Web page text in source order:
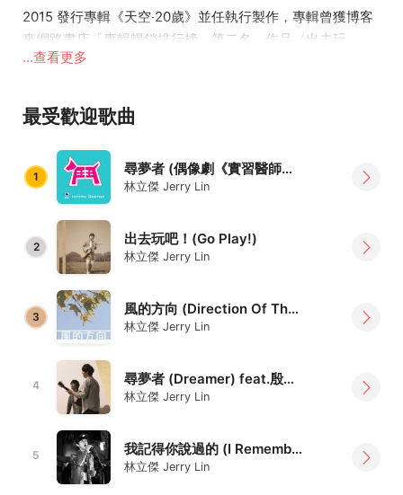
2015 發行專輯《天空‧20歲》並任執行製作，專輯曾獲博客
來網路書店「專輯暢銷排行榜」第二名，作品〈出去玩
吧！〉曾獲遠傳來電答鈴國語男歌手第三名。作品〈風的方
〈我記得你說過的〉獲獎。
音樂人物專訪，並舉辦「林立傑 Jerry Lin × 續日 café」首
場個人演唱會。同年製作微電影同名歌曲〈許多時候〉。
2017 演唱 迪士尼公司 動畫作品《半斤八兩》片尾曲〈天生
一對寶〉，春節期間於中國東方衛視首播。
者〉。
2017年12月30日舉辦「林立傑 Jerry Lin × 碩士學位音樂
會」個人第二場專場音樂會。
2018年製作2019新北市年度消防主題曲〈彩紅〉，擔任製作
目前於「詮釋音樂文化事業有限公司」，為獨立音樂創作人
與製作人，畢業於輔仁大學音樂研究所，主修數位音樂。
...查看更多
最受歡迎歌曲
1 尋夢者 (偶像劇《實習醫師鬥格》片尾曲)
林立傑 Jerry Lin
2 出去玩吧！(Go Play!)
林立傑 Jerry Lin
3 風的方向 (Direction Of The Wind)
林立傑 Jerry Lin
4 尋夢者 (Dreamer) feat.殷之趯
林立傑 Jerry Lin
5 我記得你說過的 (I Remember You Said)
林立傑 Jerry Lin